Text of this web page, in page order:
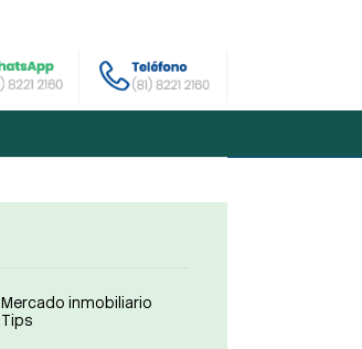
Mercado inmobiliario
Tips